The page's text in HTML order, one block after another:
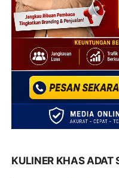
KULINER KHAS ADAT